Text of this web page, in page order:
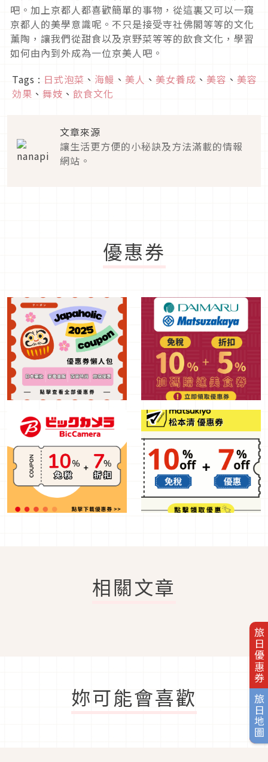
旅日優惠券
旅日地圖
吧。加上京都人都喜歡簡單的事物，從這裏又可以一窺
京都人的美學意識呢。不只是接受寺社佛閣等等的文化
薰陶，讓我們從甜食以及京野菜等等的飲食文化，學習
如何由內到外成為一位京美人吧。
Tags : 日式泡菜 、 海鰻 、 美人 、 美女養成 、 美容 、 美容
効果 、 舞妓 、 飲食文化
文章來源
讓生活更方便的小秘訣及方法滿載的情報
網站。
優惠券
相關文章
妳可能會喜歡